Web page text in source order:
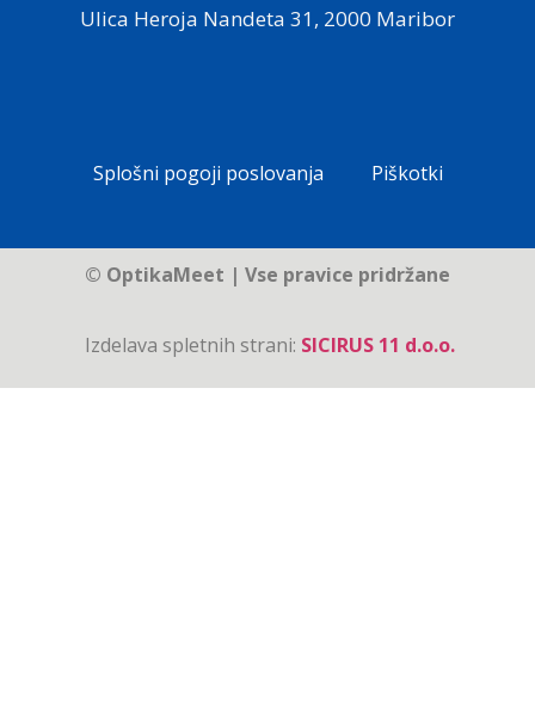
Ulica Heroja Nandeta 31, 2000 Maribor
Splošni pogoji poslovanja Piškotki
© OptikaMeet | Vse pravice pridržane
Izdelava spletnih strani: SICIRUS 11 d.o.o.